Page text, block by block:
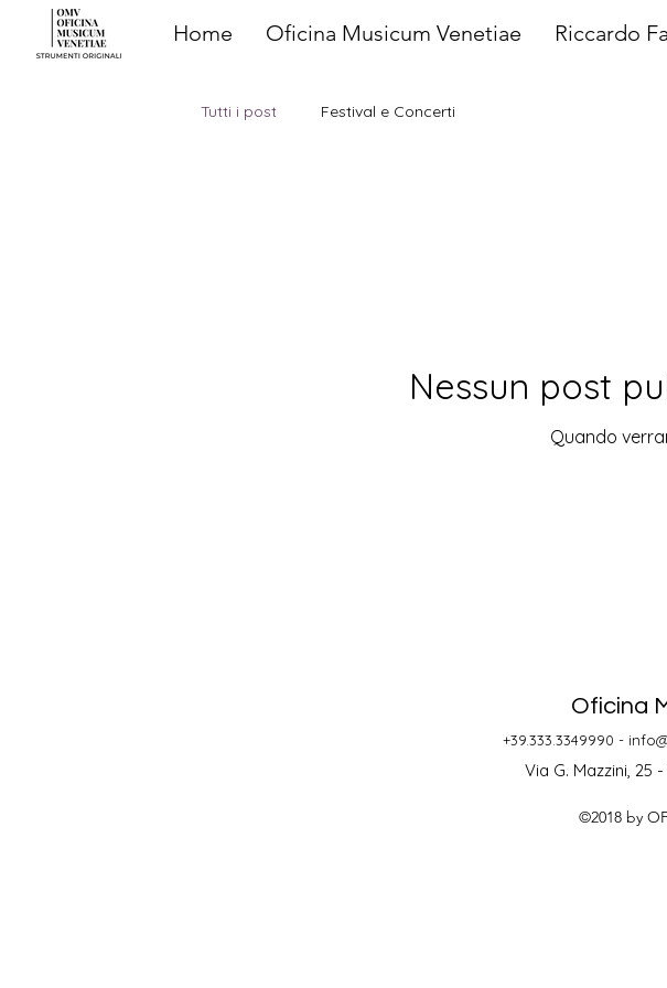
Home Oficina Musicum Venetiae Riccardo
Tutti i post Festival e Concerti
Nessun post
Quando
Oficina
+39.333.3349990 -
Via G. Mazzini, 25
©2018 by